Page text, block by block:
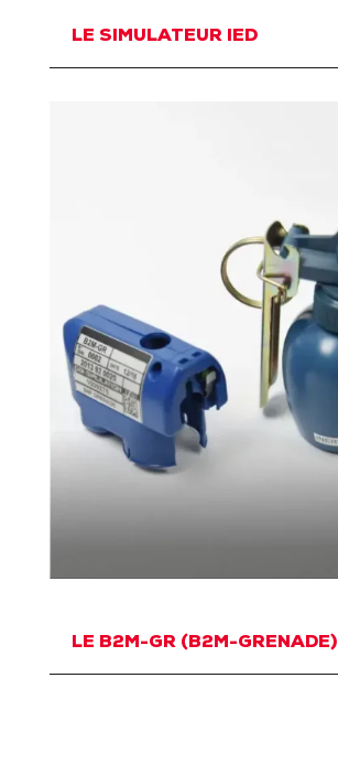
LE SIMULATEUR IED
LE B2M-GR (B2M-GRENADE)